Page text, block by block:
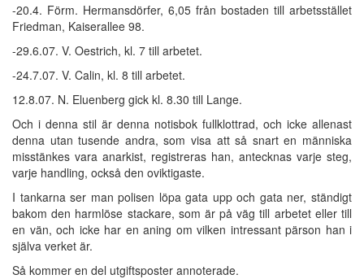
-20.4. Förm. Hermansdörfer, 6,05 från bostaden till arbetsstället
Friedman, Kaiserallee 98.
-29.6.07. V. Oestrich, kl. 7 till arbetet.
-24.7.07. V. Calin, kl. 8 till arbetet.
12.8.07. N. Eluenberg gick kl. 8.30 till Lange.
Och i denna stil är denna notisbok fullklottrad, och icke allenast
denna utan tusende andra, som visa att så snart en människa
misstänkes vara anarkist, registreras han, antecknas varje steg,
varje handling, också den oviktigaste.
I tankarna ser man polisen löpa gata upp och gata ner, ständigt
bakom den harmlöse stackare, som är på väg till arbetet eller till
en vän, och icke har en aning om vilken intressant pärson han i
själva verket är.
Så kommer en del utgiftsposter annoterade.